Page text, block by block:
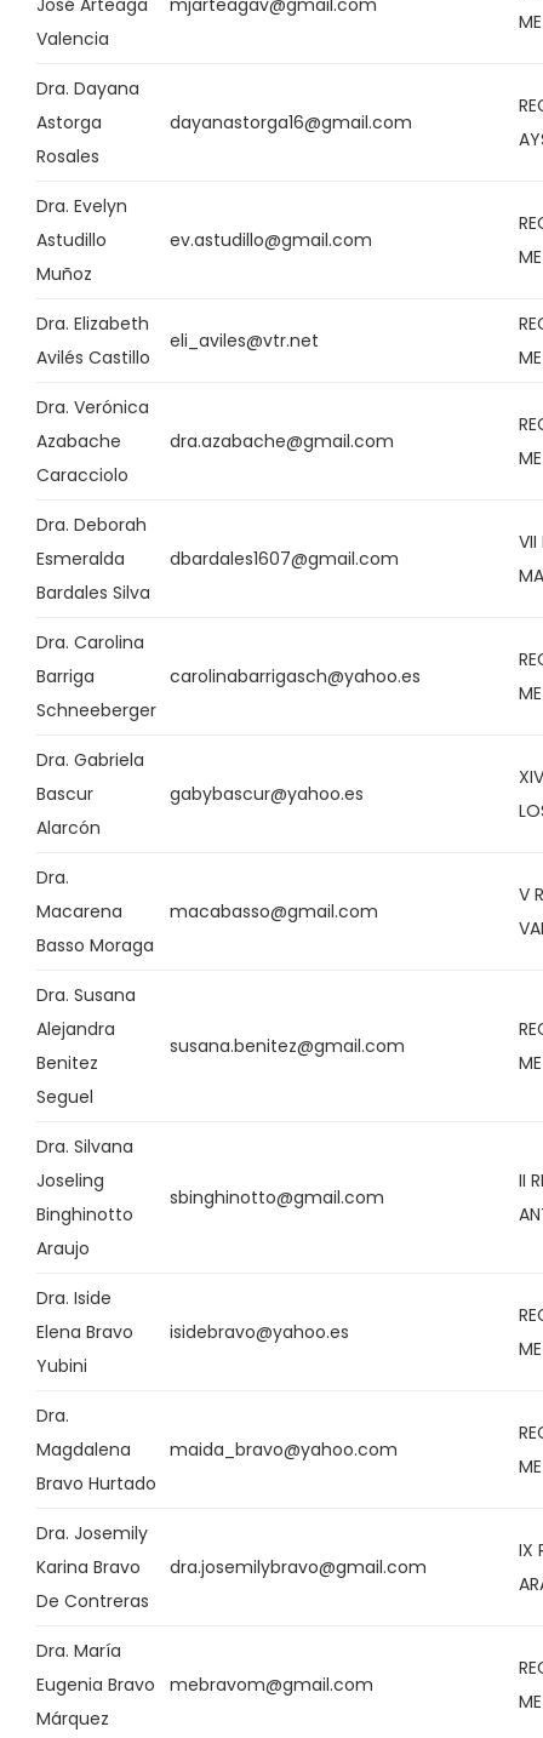
José Arteaga
Valencia
mjarteagav@gmail.com
Dra. Dayana
Astorga
Rosales
dayanastorga16@gmail.com
Dra. Evelyn
Astudillo
Muñoz
ev.astudillo@gmail.com
Dra. Elizabeth
Avilés Castillo
eli_aviles@vtr.net
Dra. Verónica
Azabache
Caracciolo
dra.azabache@gmail.com
Dra. Deborah
Esmeralda
Bardales Silva
dbardales1607@gmail.com
VII
Dra. Carolina
Barriga
Schneeberger
carolinabarrigasch@yahoo.es
Dra. Gabriela
Bascur
Alarcón
gabybascur@yahoo.es
Dra.
Macarena
Basso Moraga
macabasso@gmail.com
V
Dra. Susana
Alejandra
Benitez
Seguel
susana.benitez@gmail.com
Dra. Silvana
Joseling
Binghinotto
Araujo
sbinghinotto@gmail.com
II
Dra. Iside
Elena Bravo
Yubini
isidebravo@yahoo.es
Dra.
Magdalena
Bravo Hurtado
maida_bravo@yahoo.com
Dra. Josemily
Karina Bravo
De Contreras
dra.josemilybravo@gmail.com
IX
Dra. María
Eugenia Bravo
Márquez
mebravom@gmail.com